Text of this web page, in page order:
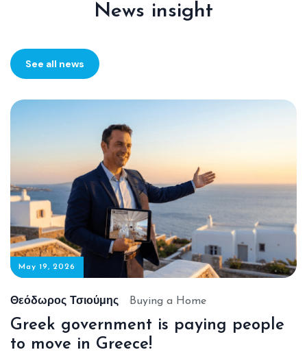
News insight
See all news
May 19, 2026
Θεόδωρος Τσιούμης Buying a Home
Greek government is paying people
to move in Greece!